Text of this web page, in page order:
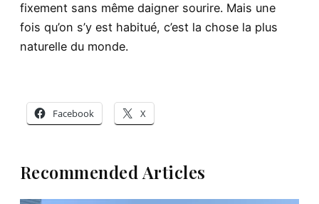
fixement sans même daigner sourire. Mais une
fois qu’on s’y est habitué, c’est la chose la plus
naturelle du monde.
Facebook X
Recommended Articles